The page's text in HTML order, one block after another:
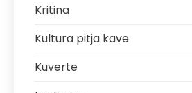
Kritina
Kultura pitja kave
Kuverte